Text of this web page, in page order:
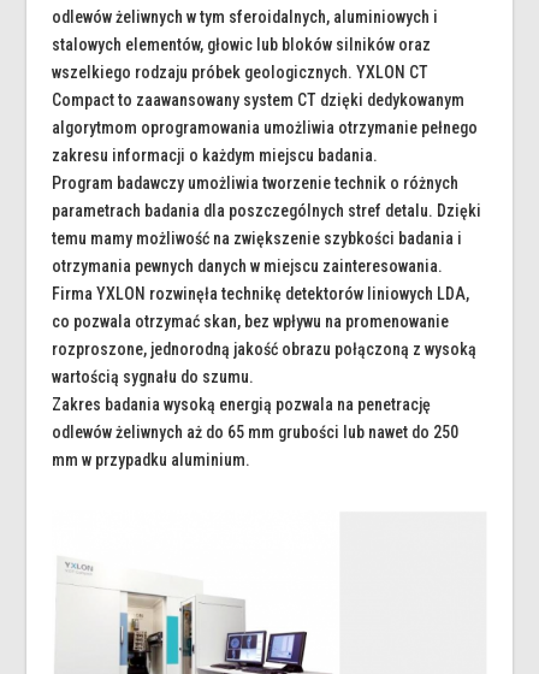
odlewów żeliwnych w tym sferoidalnych, aluminiowych i
stalowych elementów, głowic lub bloków silników oraz
wszelkiego rodzaju próbek geologicznych. YXLON CT
Compact to zaawansowany system CT dzięki dedykowanym
algorytmom oprogramowania umożliwia otrzymanie pełnego
zakresu informacji o każdym miejscu badania.
Program badawczy umożliwia tworzenie technik o różnych
parametrach badania dla poszczególnych stref detalu. Dzięki
temu mamy możliwość na zwiększenie szybkości badania i
otrzymania pewnych danych w miejscu zainteresowania.
Firma YXLON rozwinęła technikę detektorów liniowych LDA,
co pozwala otrzymać skan, bez wpływu na promenowanie
rozproszone, jednorodną jakość obrazu połączoną z wysoką
wartością sygnału do szumu.
Zakres badania wysoką energią pozwala na penetrację
odlewów żeliwnych aż do 65 mm grubości lub nawet do 250
mm w przypadku aluminium.